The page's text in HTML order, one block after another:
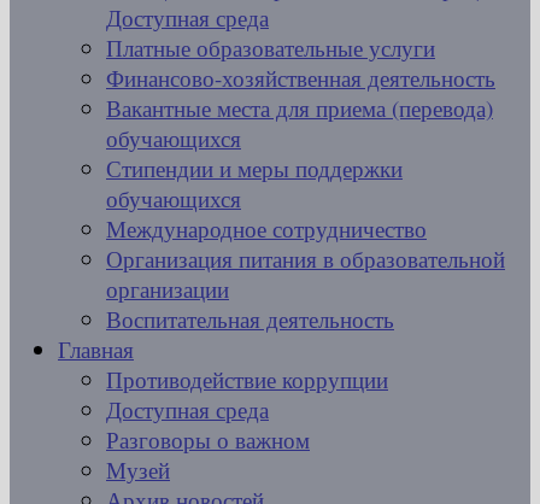
Доступная среда
Платные образовательные услуги
Финансово-хозяйственная деятельность
Вакантные места для приема (перевода)
обучающихся
Стипендии и меры поддержки
обучающихся
Международное сотрудничество
Организация питания в образовательной
организации
Воспитательная деятельность
Главная
Противодействие коррупции
Доступная среда
Разговоры о важном
Музей